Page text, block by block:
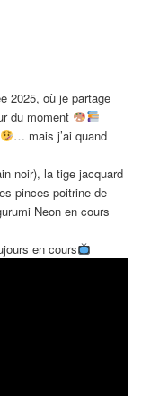
2025, où je partage
du moment
… mais j’ai quand
noir), la tige jacquard
pinces poitrine de
Neon en cours
en cours